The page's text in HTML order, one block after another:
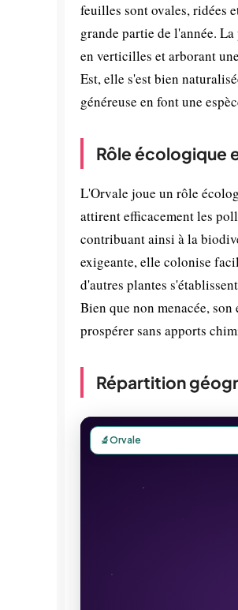
feuilles sont ovales, ridées
grande partie de l'année.
en verticilles et arborant
Est, elle s'est bien
généreuse en font une
Rôle écologique
L'Orvale joue un rôle
attirent efficacement les
contribuant ainsi à la
exigeante, elle colonise
d'autres plantes
Bien que non menacée,
prospérer sans apports
Répartition